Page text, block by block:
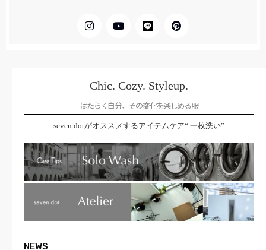
Chic. Cozy. Styleup.
はたらく自分、その変化を楽しめる服
seven dotがオススメするアイテムケア“ 一枚洗い”
NEWS